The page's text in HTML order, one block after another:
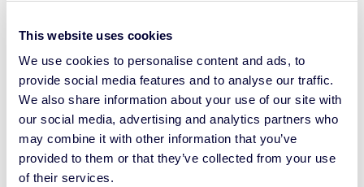
This website uses cookies
We use cookies to personalise content and ads, to
provide social media features and to analyse our traffic.
We also share information about your use of our site with
our social media, advertising and analytics partners who
may combine it with other information that you’ve
provided to them or that they’ve collected from your use
of their services.